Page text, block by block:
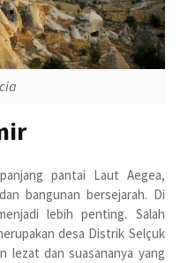
pantai Laut Aegea,
bangunan bersejarah. Di
lebih penting. Salah
desa Distrik Selçuk
lezat dan suasananya yang